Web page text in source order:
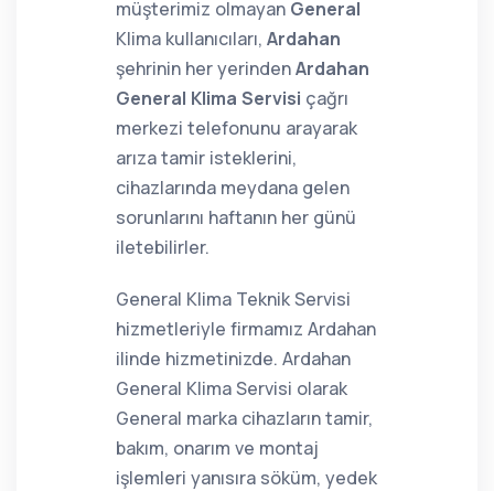
müşterimiz olmayan General
Klima kullanıcıları, Ardahan
şehrinin her yerindenArdahan
General Klima Servisi çağrı
merkezi telefonunu arayarak
arıza tamir isteklerini,
cihazlarında meydana gelen
sorunlarını haftanın her günü
iletebilirler.
General Klima Teknik Servisi
hizmetleriyle firmamız Ardahan
ilinde hizmetinizde. Ardahan
General Klima Servisi olarak
General marka cihazların tamir,
bakım, onarım ve montaj
işlemleri yanısıra söküm, yedek